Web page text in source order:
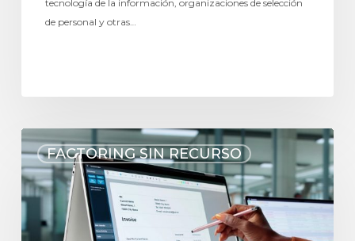
tecnología de la información, organizaciones de selección
de personal y otras…
FACTORING SIN RECURSO